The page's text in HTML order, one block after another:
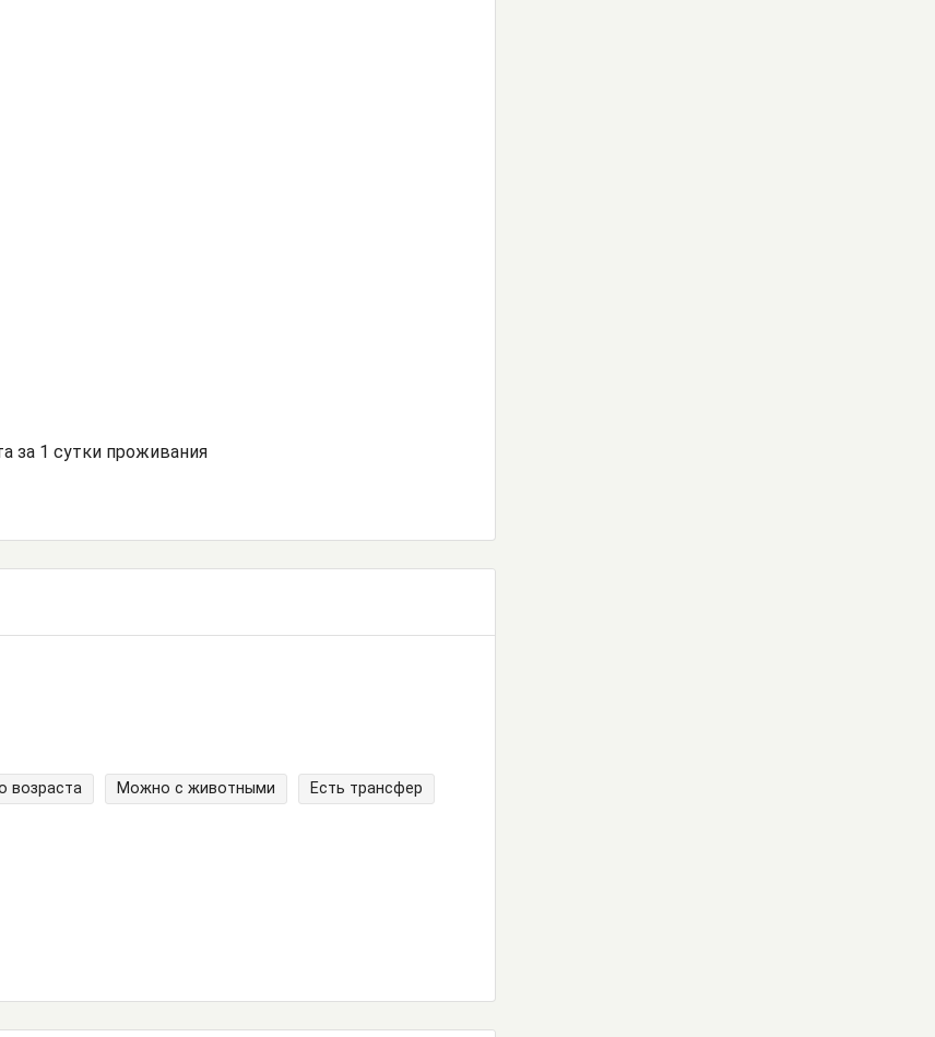
за 1 сутки проживания
возраста Можно с животными Есть трансфер